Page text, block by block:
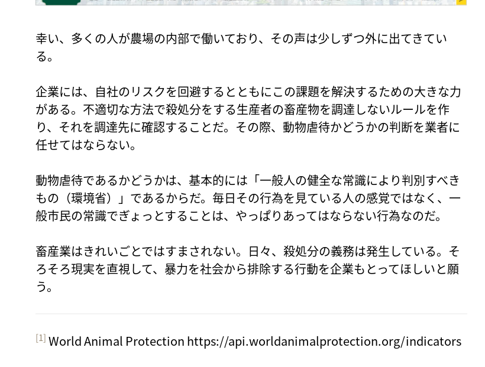
幸い、多くの人が農場の内部で働いており、その声は少しずつ外に出てきてい
る。
企業には、自社のリスクを回避するとともにこの課題を解決するための大きな力
がある。不適切な方法で殺処分をする生産者の畜産物を調達しないルールを作
り、それを調達先に確認することだ。その際、動物虐待かどうかの判断を業者に
任せてはならない。
動物虐待であるかどうかは、基本的には「一般人の健全な常識により判別すべき
もの（環境省）」であるからだ。毎日その行為を見ている人の感覚ではなく、一
般市民の常識でぎょっとすることは、やっぱりあってはならない行為なのだ。
畜産業はきれいごとではすまされない。日々、殺処分の義務は発生している。そ
ろそろ現実を直視して、暴力を社会から排除する行動を企業もとってほしいと願
う。
[1] World Animal Protection https://api.worldanimalprotection.org/indicators